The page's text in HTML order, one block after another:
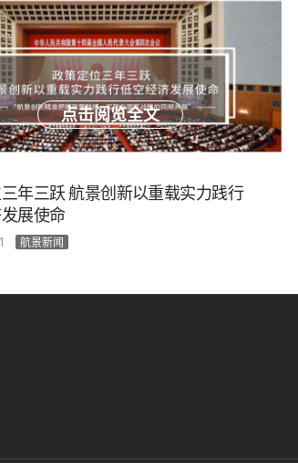
点击阅览全文
年三跃 航景创新以重载实力践行
展使命
航景新闻